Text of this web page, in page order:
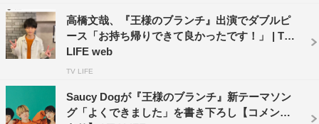
高橋文哉、『王様のブランチ』出演でダブルピ
ース「お持ち帰りできて良かったです！」 | TV
LIFE web
TV LIFE
Saucy Dogが『王様のブランチ』新テーマソン
グ「よくできました」を書き下ろし【コメント